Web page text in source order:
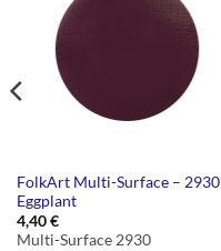
FolkArt Multi-Surface – 2930
Eggplant
4,40€
Multi-Surface 2930